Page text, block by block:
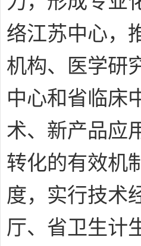
络江苏中心，
机构、医学研
中心和省临床
术、新产品应
转化的有效机
度，实行技术
厅、省卫生计